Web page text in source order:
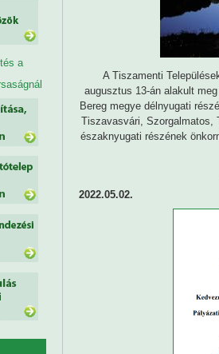
A Tiszamenti
augusztus 13-án alakult
Bereg megye délnyugati
Tiszavasvári, Szorgalmatos,
északnyugati részének
2022.05.02.
a